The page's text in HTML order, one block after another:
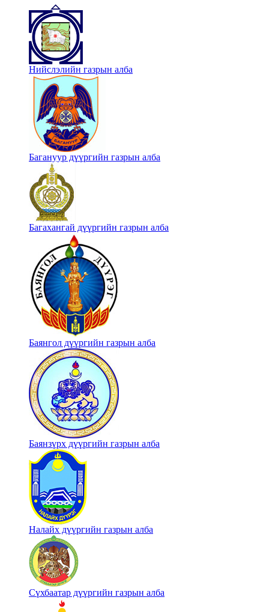
Нийслэлийн газрын алба
Багануур дүүргийн газрын алба
Багахангай дүүргийн газрын алба
Баянгол дүүргийн газрын алба
Баянзүрх дүүргийн газрын алба
Налайх дүүргийн газрын алба
Сүхбаатар дүүргийн газрын алба